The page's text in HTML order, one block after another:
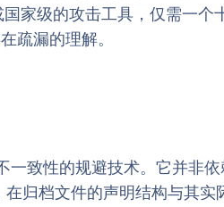
家级的攻击工具，仅需一个
疏漏的理解。
一致性的规避技术。它并非
归档文件的声明结构与其实